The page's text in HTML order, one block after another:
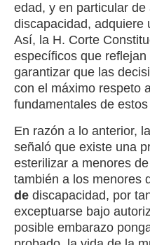
edad, y en particular
discapacidad, adquiere
Así, la H. Corte
específicos que
garantizar que las
con el máximo respeto
fundamentales de
En razón a lo anterior,
señaló que existe una
esterilizar a menores
también a los menores
de discapacidad, por
exceptuarse bajo
posible embarazo